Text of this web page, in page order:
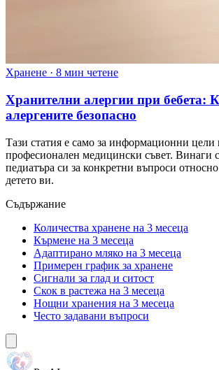
Хранене · 8 мин четене
Хранителни алергии при бебета:
алергените безопасно
Тази статия е само за информационни цели
професионален медицински съвет. Винаги
педиатъра си за конкретни въпроси относно
детето ви.
Съдържание
Количества хранене на 3 месеца
Кърмене на 3 месеца
Адаптирано мляко на 3 месеца
Примерен график за хранене
Сигнали за глад и ситост
Скок в растежа на 3 месеца
Нощни хранения на 3 месеца
Често задавани въпроси